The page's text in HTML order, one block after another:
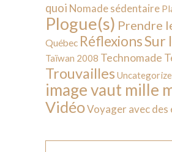
quoi Nomade sédentaire
Plogue(s) Prendre
Québec RéflexionsSur
Taïwan 2008 Technomade
Trouvailles
image vaut mille
VidéoVoyager avec des